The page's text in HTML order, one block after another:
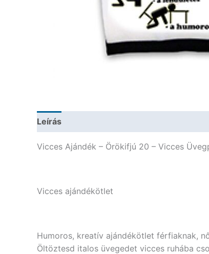
Leírás
Vicces Ajándék – Örökifjú 20 – Vicces
Vicces ajándékötlet
Humoros, kreatív ajándékötlet férfiaknak,
Öltöztesd italos üvegedet vicces ruhába